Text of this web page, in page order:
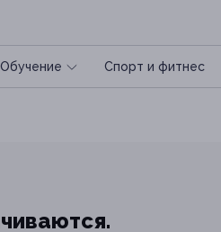
Обучение Спoрт и фитнес